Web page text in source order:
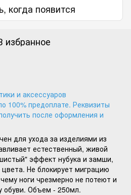
когда появится
избранное
и аксессуаров
100% предоплате. Реквизиты
после оформления и
для ухода за изделиями из
естественный, живой
эффект нубука и замши,
Не блокирует миграцию
ноги чрезмерно не потеют и
обуви. Объем - 250мл.